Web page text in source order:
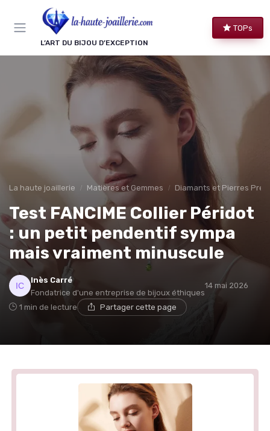
L’ART DU BIJOU D’EXCEPTION
TOPs
La haute joaillerie Matières et Gemmes Diamants et Pierres
Test FANCIME Collier Péridot
: un petit pendentif sympa
mais vraiment minuscule
Inès Carré
Fondatrice d'une entreprise de bijoux éthiques
14 mai 2026
1 min de lecture Partager cette page
Panneau de gestion des cookies